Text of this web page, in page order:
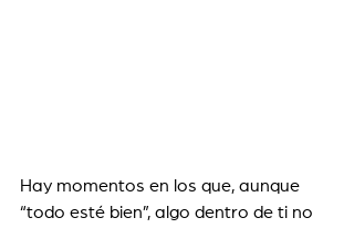
Hay momentos en los que, aunque
“todo esté bien”, algo dentro de ti no